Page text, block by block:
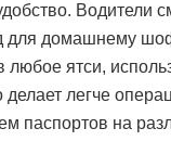
Водители
для домашнему
любое ятси,
делает легче
паспортов на